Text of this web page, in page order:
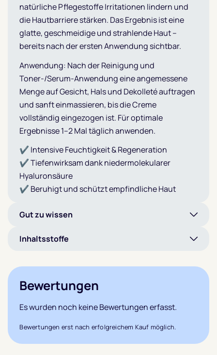
natürliche Pflegestoffe Irritationen lindern und
die Hautbarriere stärken. Das Ergebnis ist eine
glatte, geschmeidige und strahlende Haut –
bereits nach der ersten Anwendung sichtbar.
Anwendung: Nach der Reinigung und
Toner-/Serum-Anwendung eine angemessene
Menge auf Gesicht, Hals und Dekolleté auftragen
und sanft einmassieren, bis die Creme
vollständig eingezogen ist. Für optimale
Ergebnisse 1–2 Mal täglich anwenden.
✔ Intensive Feuchtigkeit & Regeneration
✔ Tiefenwirksam dank niedermolekularer
Hyaluronsäure
✔ Beruhigt und schützt empfindliche Haut
Gut zu wissen
Inhaltsstoffe
Bewertungen
Es wurden noch keine Bewertungen erfasst.
Bewertungen erst nach erfolgreichem Kauf möglich.